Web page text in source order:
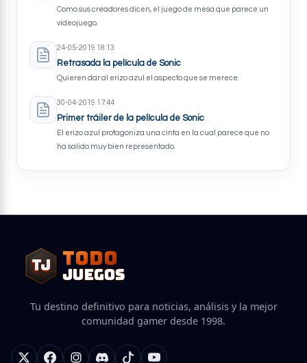
Como sus creadores dicen, el juego de mesa que parece un
videojuego.
24-05-2019 18:13
Retrasada la película de Sonic
Quieren dar al erizo azul el aspecto que se merece.
30-04-2019 17:44
Primer tráiler de la película de Sonic
El erizo azul protagoniza una cinta en la cual parece que no
ha salido muy bien representado.
TJ
TJ TODO
JUEGOS
Tu destino definitivo para noticias, análisis y la mejor
comunidad gamer desde 1998.